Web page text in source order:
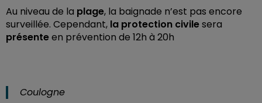
Au niveau de la plage, la baignade n’est pas encore
surveillée. Cependant, la protection civilesera
présenteen prévention de 12h à 20h
Coulogne